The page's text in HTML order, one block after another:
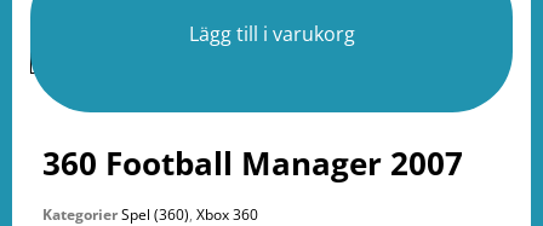
Lägg till i varukorg
360 Football Manager 2007
KategorierSpel (360), Xbox 360